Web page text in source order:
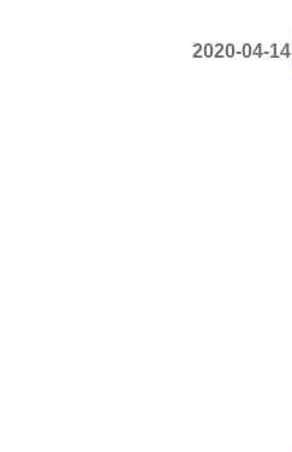
2020-04-14